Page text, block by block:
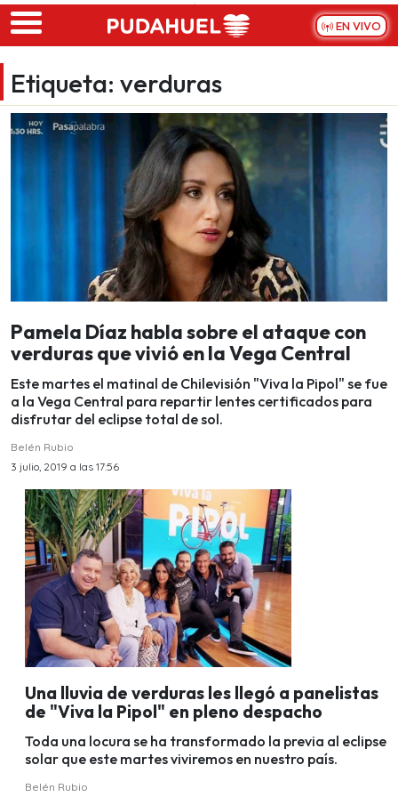
Skip to main content
EN VIVO
Etiqueta: verduras
Pamela Díaz habla sobre el ataque con
verduras que vivió en la Vega Central
Este martes el matinal de Chilevisión "Viva la Pipol" se fue
a la Vega Central para repartir lentes certificados para
disfrutar del eclipse total de sol.
Belén Rubio
3 julio, 2019 a las 17:56
Una lluvia de verduras les llegó a panelistas
de "Viva la Pipol" en pleno despacho
Toda una locura se ha transformado la previa al eclipse
solar que este martes viviremos en nuestro país.
Belén Rubio